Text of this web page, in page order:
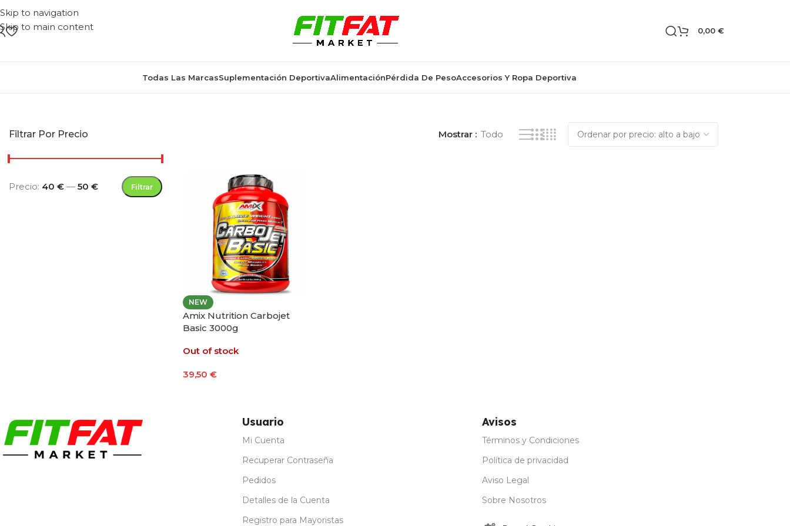
Skip to navigation
Skip to main content
0,00 €
Todas Las MarcasSuplementación DeportivaAlimentaciónPérdida De PesoAccesorios Y Ropa Deportiva
Filtrar Por Precio
Filtrar
Precio: 40 € — 50 €
Mostrar Todo
NEW
Amix Nutrition Carbojet
Basic 3000g
Out of stock
39,50 €
Usuario
Mi Cuenta
Recuperar Contraseña
Pedidos
Detalles de la Cuenta
Registro para Mayoristas
Avisos
Términos y Condiciones
Política de privacidad
Aviso Legal
Sobre Nosotros